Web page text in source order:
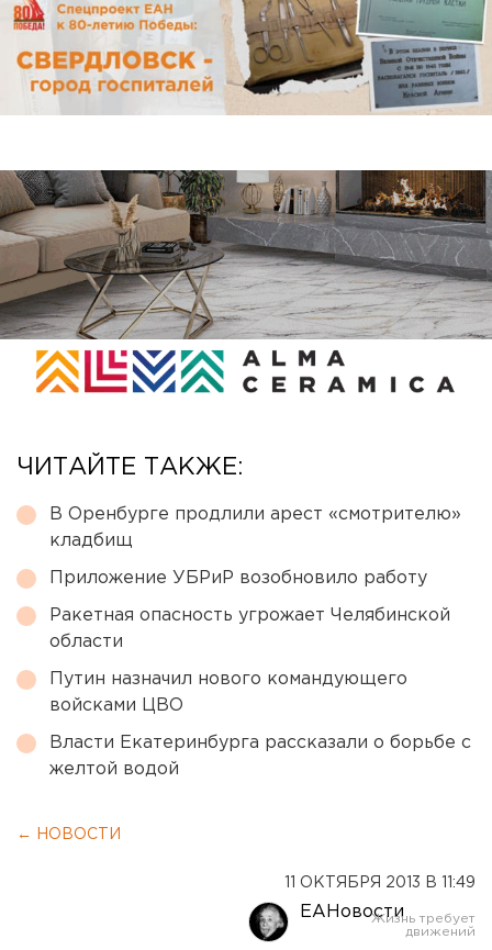
ЧИТАЙТЕ ТАКЖЕ:
В Оренбурге продлили арест «смотрителю»
кладбищ
Приложение УБРиР возобновило работу
Ракетная опасность угрожает Челябинской
области
Путин назначил нового командующего
войсками ЦВО
Власти Екатеринбурга рассказали о борьбе с
желтой водой
← НОВОСТИ
11 ОКТЯБРЯ 2013 В 11:49
ЕАНовости